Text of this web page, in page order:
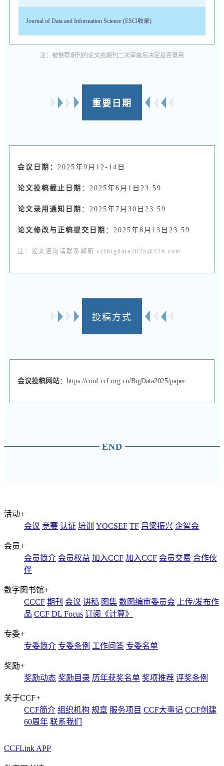
Journal of Data and Information Science (ESCl收录)
注：被推荐期刊的论文由期刊二次审查后决定是否录用
重要日期
会议日期： 2025年9月12-14日
论文投稿截止日期 ：2025年6月1日23:59
论文录用通知日期 ：2025年7月30日23:59
论文修改与正稿提交日期 ：2025年8月13日23:59
注：论文咨询请联系邮箱 ccfbigdata2025@126.com
投稿方式
会议投稿网站：https://conf.ccf.org.cn/BigData2025/paper
END
活动+
会议 竞赛 认证 培训 YOCSEF TF 吕梁振兴 企智会
会员+
会员简介 会员权益 加入CCF 加入CCF 会员交费 合作伙
伴
数字图书馆+
CCCF 期刊 会议 讲稿 图集 数图编审委员会
上传/发布作
品 CCF DL Focus 订阅《计算》
专委+
专委简介 专委条例 工作问答 专委名单
奖励+
奖励动态 奖励目录 历年获奖名单 奖项推荐 评奖条例
关于CCF+
CCF简介 组织机构 规章 服务项目 CCF大事记 CCF创建
60周年 联系我们
CCFLink APP